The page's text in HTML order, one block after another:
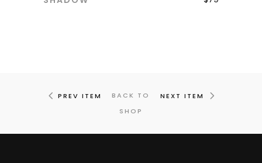
PREV ITEM
BACK TO
SHOP
NEXT ITEM